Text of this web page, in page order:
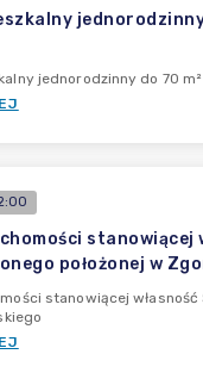
jednorodzinny do 70
położonej w
stanowiącej